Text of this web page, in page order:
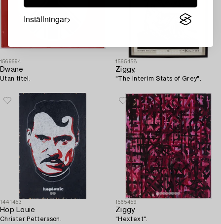
Inställningar
1569694
Dwane
Utan titel.
1565458
Ziggy,
"The Interim Stats of Grey".
1441453
Hop Louie
Christer Pettersson.
1565459
Ziggy
"Hextext".